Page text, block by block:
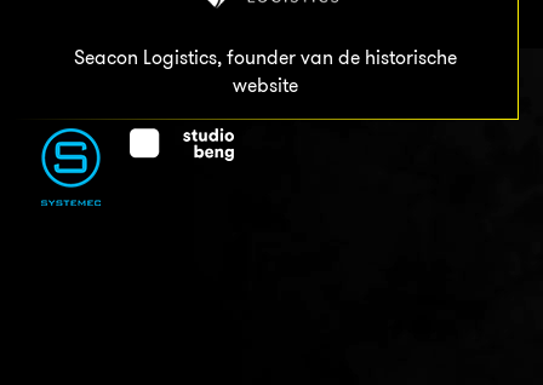
Seacon Logistics, founder van de historische
website